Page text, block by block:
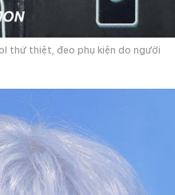
thứ thiệt, đeo phụ kiện do người